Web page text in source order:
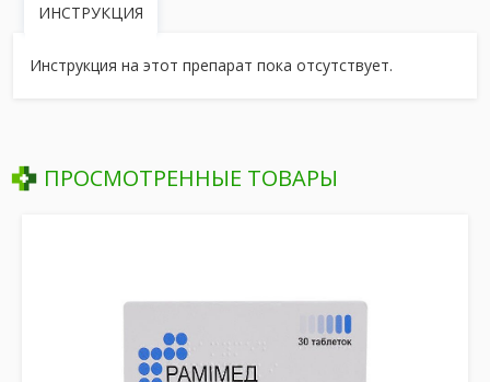
ИНСТРУКЦИЯ
Инструкция на этот препарат пока отсутствует.
ПРОСМОТРЕННЫЕ ТОВАРЫ